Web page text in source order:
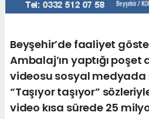
Beyşehir’de faaliyet
Ambalaj’ın yaptığı poşet
videosu sosyal medyada
“Taşıyor taşıyor”
video kısa sürede 25